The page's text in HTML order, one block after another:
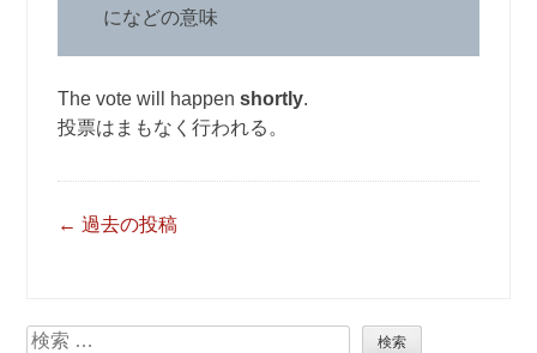
になどの意味
The vote will happenshortly.
投票はまもなく行われる。
投
ゲ
← 過去の投稿
検